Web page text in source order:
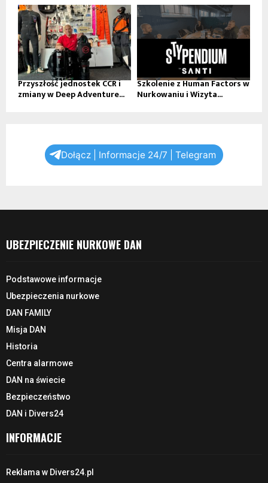
Przyszłość jednostek CCR i
zmiany w Deep Adventure...
Szkolenie z Human Factors w
Nurkowaniu i Wizyta...
Dołącz | Informacje 24/7 | Telegram
UBEZPIECZENIE NURKOWE DAN
Podstawowe informacje
Ubezpieczenia nurkowe
DAN FAMILY
Misja DAN
Historia
Centra alarmowe
DAN na świecie
Bezpieczeństwo
DAN i Divers24
INFORMACJE
Reklama w Divers24.pl